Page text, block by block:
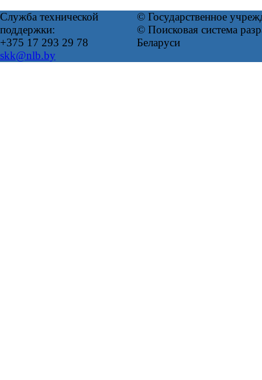
Служба технической
поддержки:
+375 17 293 29 78
skk@nlb.by
© Государственное
© Поисковая система
Беларуси